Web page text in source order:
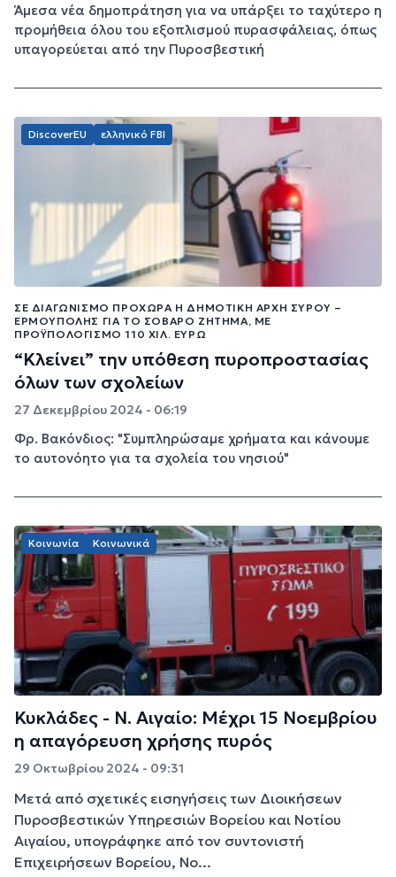
Άμεσα νέα δημοπράτηση για να υπάρξει το ταχύτερο η
προμήθεια όλου του εξοπλισμού πυρασφάλειας, όπως
υπαγορεύεται από την Πυροσβεστική
DiscoverEU ελληνικό FBI
ΣΕ ΔΙΑΓΩΝΙΣΜΌ ΠΡΟΧΩΡΆ Η ΔΗΜΟΤΙΚΉ ΑΡΧΉ ΣΎΡΟΥ –
ΕΡΜΟΎΠΟΛΗΣ ΓΙΑ ΤΟ ΣΟΒΑΡΌ ΖΉΤΗΜΑ, ΜΕ
ΠΡΟΫΠΟΛΟΓΙΣΜΌ 110 ΧΙΛ. ΕΥΡΏ
“Κλείνει” την υπόθεση πυροπροστασίας
όλων των σχολείων
27 Δεκεμβρίου 2024 - 06:19
Φρ. Βακόνδιος: "Συμπληρώσαμε χρήματα και κάνουμε
το αυτονόητο για τα σχολεία του νησιού"
Κοινωνία Κοινωνικά
Κυκλάδες - Ν. Αιγαίο: Μέχρι 15 Νοεμβρίου
η απαγόρευση χρήσης πυρός
29 Οκτωβρίου 2024 - 09:31
Μετά από σχετικές εισηγήσεις των Διοικήσεων
Πυροσβεστικών Υπηρεσιών Βορείου και Νοτίου
Αιγαίου, υπογράφηκε από τον συντονιστή
Επιχειρήσεων Βορείου, Νο...